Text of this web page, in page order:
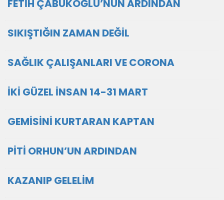
FETİH ÇABUKOĞLU’NUN ARDINDAN
SIKIŞTIĞIN ZAMAN DEĞİL
SAĞLIK ÇALIŞANLARI VE CORONA
İKİ GÜZEL İNSAN 14-31 MART
GEMİSİNİ KURTARAN KAPTAN
PİTİ ORHUN’UN ARDINDAN
KAZANIP GELELİM